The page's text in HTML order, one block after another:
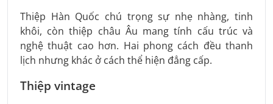
Thiệp Hàn Quốc chú trọng sự nhẹ nhàng, tinh
khôi, còn thiệp châu Âu mang tính cấu trúc và
nghệ thuật cao hơn. Hai phong cách đều thanh
lịch nhưng khác ở cách thể hiện đẳng cấp.
Thiệp vintage